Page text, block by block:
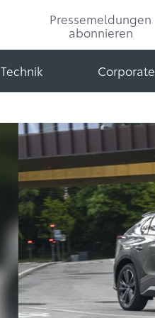
Pressemeldungen
abonnieren
Technik Corporate